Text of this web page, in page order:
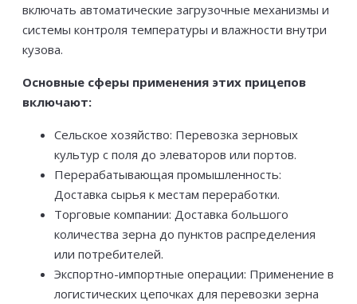
включать автоматические загрузочные механизмы и
системы контроля температуры и влажности внутри
кузова.
Основные сферы применения этих прицепов
включают:
Сельское хозяйство: Перевозка зерновых
культур с поля до элеваторов или портов.
Перерабатывающая промышленность:
Доставка сырья к местам переработки.
Торговые компании: Доставка большого
количества зерна до пунктов распределения
или потребителей.
Экспортно-импортные операции: Применение в
логистических цепочках для перевозки зерна